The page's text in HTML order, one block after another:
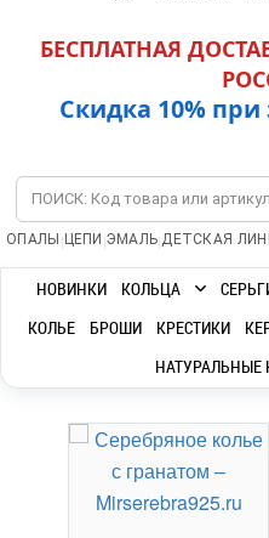
БЕСПЛАТНАЯ
Скидка 10% при
ОПАЛЫ | ЦЕПИ |ЭМАЛЬ|ДЕТСКАЯ
НОВИНКИ КОЛЬЦА
КОЛЬЕ
БРОШИ КРЕСТИКИ
НАТУРАЛЬНЫЕ